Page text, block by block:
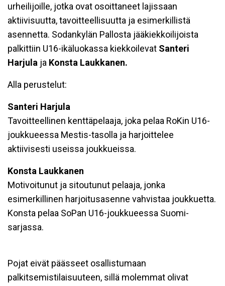
urheilijoille, jotka ovat osoittaneet lajissaan
aktiivisuutta, tavoitteellisuutta ja esimerkillistä
asennetta. Sodankylän Pallosta jääkiekkoilijoista
palkittiin U16-ikäluokassa kiekkoilevat Santeri
Harjula ja Konsta Laukkanen.
Alla perustelut:
Santeri Harjula
Tavoitteellinen kenttäpelaaja, joka pelaa RoKin U16-
joukkueessa Mestis-tasolla ja harjoittelee
aktiivisesti useissa joukkueissa.
Konsta Laukkanen
Motivoitunut ja sitoutunut pelaaja, jonka
esimerkillinen harjoitusasenne vahvistaa joukkuetta.
Konsta pelaa SoPan U16-joukkueessa Suomi-
sarjassa.
Pojat eivät päässeet osallistumaan
palkitsemistilaisuuteen, sillä molemmat olivat